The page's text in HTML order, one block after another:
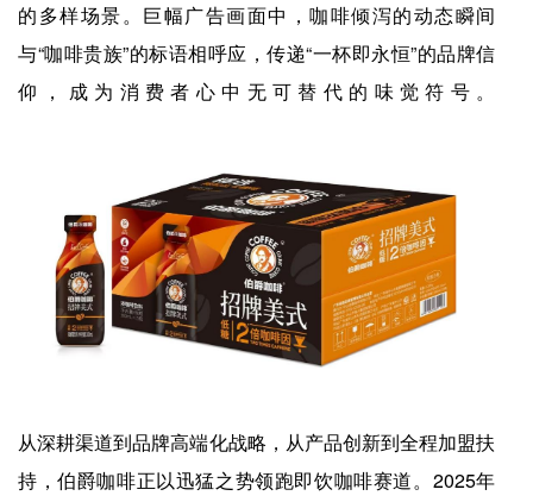
的多样场景。巨幅广告画面中，咖啡倾泻的动态瞬间
与“咖啡贵族”的标语相呼应，传递“一杯即永恒”的品牌信
仰，成为消费者心中无可替代的味觉符号。
从深耕渠道到品牌高端化战略，从产品创新到全程加盟扶
持，伯爵咖啡正以迅猛之势领跑即饮咖啡赛道。2025年